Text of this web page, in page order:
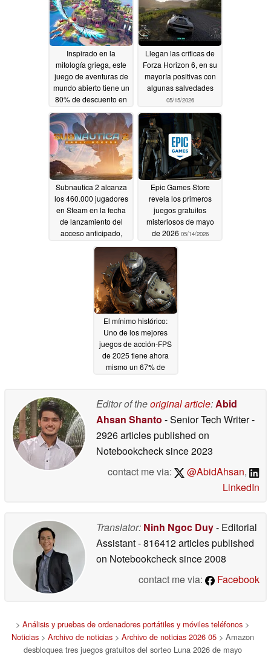
Inspirado en la
mitología griega, este
juego de aventuras de
mundo abierto tiene un
80% de descuento en
Steam05/15/2026
Llegan las críticas de
Forza Horizon 6, en su
mayoría positivas con
algunas salvedades
05/15/2026
Subnautica 2 alcanza
los 460.000 jugadores
en Steam en la fecha
de lanzamiento del
acceso anticipado,
superando a los
05/15/2026
Epic Games Store
revela los primeros
juegos gratuitos
misteriosos de mayo
de 2026 05/14/2026
El mínimo histórico:
Uno de los mejores
juegos de acción-FPS
de 2025 tiene ahora
mismo un 67% de
Editor of theoriginal article:Abid
Ahsan Shanto - Senior Tech Writer-
2926 articles published on
Notebookchecksince 2023
contact me via:
@AbidAhsan,
LinkedIn
Translator: Ninh Ngoc Duy- Editorial
Assistant- 816412 articles published
on Notebookchecksince 2008
contact me via:
Facebook
> Análisis y pruebas de ordenadores portátiles y móviles teléfonos >
Noticias> Archivo de noticias> Archivo de noticias 2026 05> Amazon
desbloquea tres juegos gratuitos del sorteo Luna 2026 de mayo